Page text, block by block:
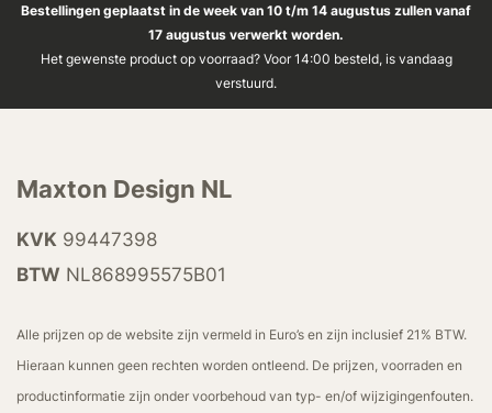
Bestellingen geplaatst in de week van 10 t/m 14 augustus zullen vanaf
17 augustus verwerkt worden.
Het gewenste product op voorraad? Voor 14:00 besteld, is vandaag
verstuurd.
Maxton Design NL
KVK 99447398
BTW NL868995575B01
Alle prijzen op de website zijn vermeld in Euro’s en zijn inclusief 21% BTW.
Hieraan kunnen geen rechten worden ontleend. De prijzen, voorraden en
productinformatie zijn onder voorbehoud van typ- en/of wijzigingenfouten.